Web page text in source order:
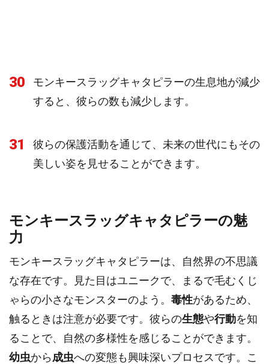
30
モンキースラッグキャタピラーの生息地が減少
すると、彼らの数も減少します。
31
彼らの保護活動を通じて、未来の世代にもその
美しい姿を見せることができます。
モンキースラッグキャタピラーの魅
力
モンキースラッグキャタピラーは、自然界の不思議
な存在です。見た目はユニークで、まるで毛むくじ
ゃらの小さなモンスターのよう。 毒性があるため、
触るときは注意が必要です。彼らの生態や行動を知
ることで、自然の多様性を感じることができます。
幼虫から成虫への変態も興味深いプロセスです。こ